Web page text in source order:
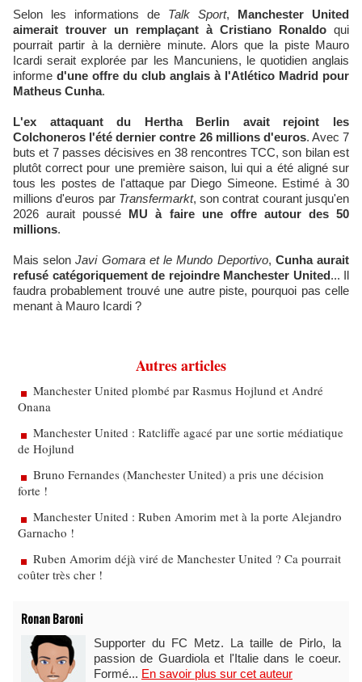
Selon les informations de Talk Sport, Manchester United
aimerait trouver un remplaçant à Cristiano Ronaldo qui
pourrait partir à la dernière minute. Alors que la piste Mauro
Icardi serait explorée par les Mancuniens, le quotidien anglais
informe d'une offre du club anglais à l'Atlético Madrid pour
Matheus Cunha.
L'ex attaquant du Hertha Berlin avait rejoint les
Colchoneros l'été dernier contre 26 millions d'euros. Avec 7
buts et 7 passes décisives en 38 rencontres TCC, son bilan est
plutôt correct pour une première saison, lui qui a été aligné sur
tous les postes de l'attaque par Diego Simeone. Estimé à 30
millions d'euros par Transfermarkt, son contrat courant jusqu'en
2026 aurait poussé MU à faire une offre autour des 50
millions.
Mais selon Javi Gomara et le Mundo Deportivo, Cunha aurait
refusé catégoriquement de rejoindre Manchester United... Il
faudra probablement trouvé une autre piste, pourquoi pas celle
menant à Mauro Icardi ?
Autres articles
Manchester United plombé par Rasmus Hojlund et André
Onana
Manchester United : Ratcliffe agacé par une sortie médiatique
de Hojlund
Bruno Fernandes (Manchester United) a pris une décision
forte !
Manchester United : Ruben Amorim met à la porte Alejandro
Garnacho !
Ruben Amorim déjà viré de Manchester United ? Ca pourrait
coûter très cher !
Ronan Baroni
Supporter du FC Metz. La taille de Pirlo, la
passion de Guardiola et l'Italie dans le coeur.
Formé... En savoir plus sur cet auteur